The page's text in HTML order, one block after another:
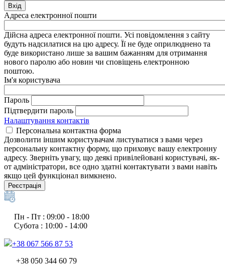
Вхід
Адреса електронної пошти
Дійсна адреса електронної пошти. Усі повідомлення з сайту
будуть надсилатися на цю адресу. Її не буде оприлюднено та
буде використано лише за вашим бажанням для отримання
нового паролю або новин чи сповіщень електронною
поштою.
Ім'я користувача
Пароль
Підтвердити пароль
Налаштування контактів
Персональна контактна форма
Дозволити іншим користувачам листуватися з вами через
персональну контактну форму, що приховує вашу електронну
адресу. Зверніть увагу, що деякі привілейовані користувачі, як-
от адміністратори, все одно здатні контактувати з вами навіть
якщо цей функціонал вимкнено.
Реєстрація
Пн - Пт : 09:00 - 18:00
Субота : 10:00 - 14:00
+38 067 566 87 53
+38 050 344 60 79